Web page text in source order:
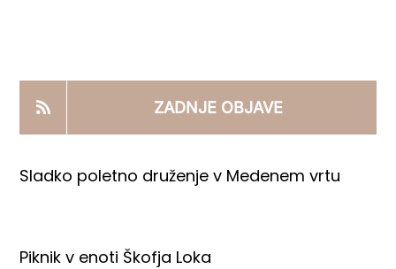
PRODAJNI IZDELKI
AKTUALNO
ZADNJE OBJAVE
Sladko poletno druženje v Medenem vrtu
Piknik v enoti Škofja Loka